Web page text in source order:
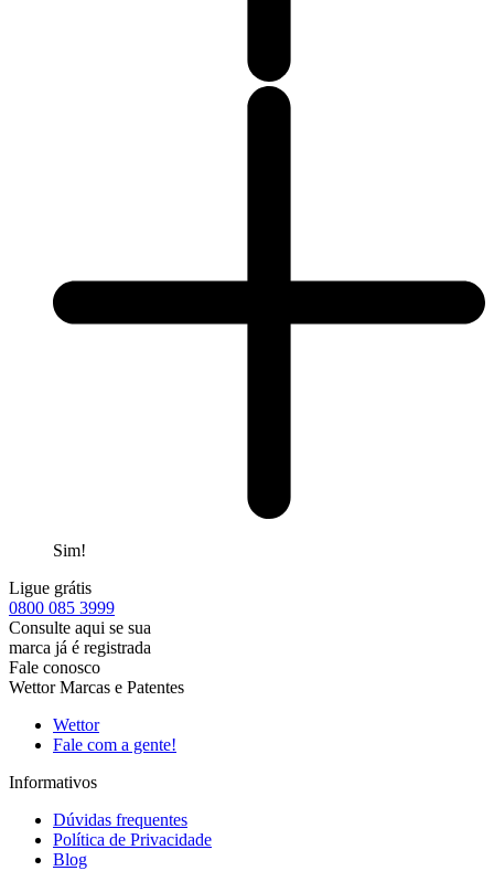
Sim!
Ligue grátis
0800 085 3999
Consulte aqui se sua
marca já é registrada
Fale conosco
Wettor Marcas e Patentes
Wettor
Fale com a gente!
Informativos
Dúvidas frequentes
Política de Privacidade
Blog